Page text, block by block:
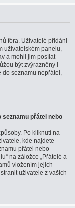
fóra. Uživatelé přidáni
uživatelském panelu,
a mohli jim posílat
být zvýrazněny i
do seznamu nepřátel,
seznamu přátel nebo
Po kliknutí na
kde najdete
přátel nebo
na záložce „Přátelé a
vložením jejich
uživatele z vašich